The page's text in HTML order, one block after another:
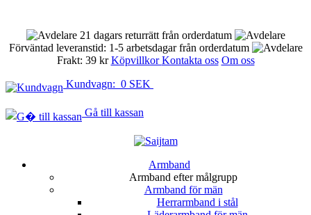
21 dagars returrätt från orderdatum
Förväntad leveranstid: 1-5 arbetsdagar från orderdatum
Frakt: 39 krKöpvillkorKontakta oss Om oss
Kundvagn: 0 SEK
Gå till kassan
Armband
Armband efter målgrupp
Armband för män
Herrarmband i stål